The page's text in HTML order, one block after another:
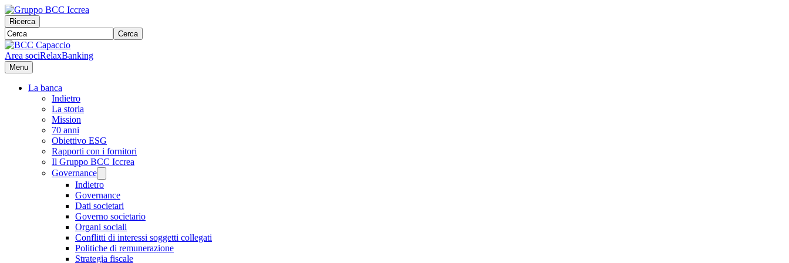
Ricerca
Cerca
Area sociRelaxBanking
Menu
La banca
Indietro
La storia
Mission
70 anni
Obiettivo ESG
Rapporti con i fornitori
Il Gruppo BCC Iccrea
Governance
Indietro
Governance
Dati societari
Governo societario
Organi sociali
Conflitti di interessi soggetti collegati
Politiche di remunerazione
Strategia fiscale